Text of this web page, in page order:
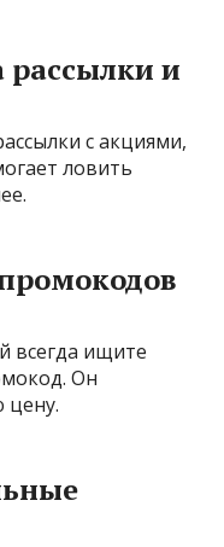
рассылки и
с акциями,
ловить
всегда ищите
Он
цену.